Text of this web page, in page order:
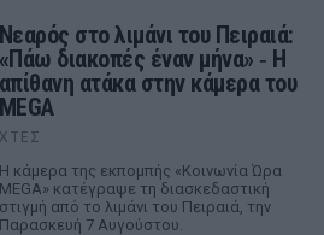
Νεαρός στο λιμάνι του Πειραιά:
«Πάω διακοπές έναν μήνα» ‑ Η
απίθανη ατάκα στην κάμερα του
MEGA
ΧΤΕΣ
Η κάμερα της εκπομπής «Κοινωνία Ώρα
MEGA» κατέγραψε τη διασκεδαστική
στιγμή από το λιμάνι του Πειραιά, την
Παρασκευή 7 Αυγούστου.